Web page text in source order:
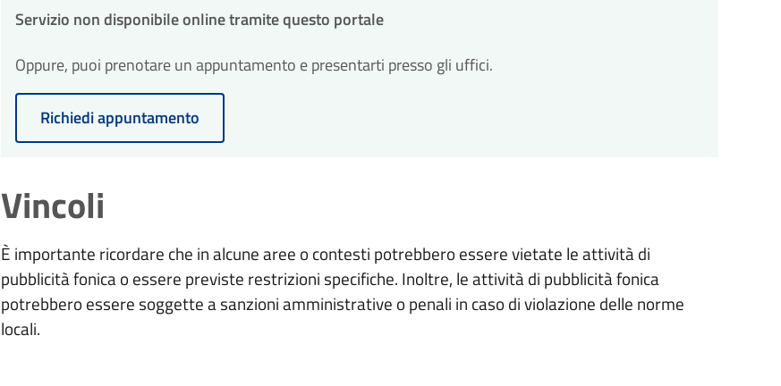
Servizio non disponibile online tramite questo portale
Oppure, puoi prenotare un appuntamento e presentarti presso gli uffici.
Richiedi appuntamento
Vincoli
È importante ricordare che in alcune aree o contesti potrebbero essere vietate le attività di
pubblicità fonica o essere previste restrizioni specifiche. Inoltre, le attività di pubblicità fonica
potrebbero essere soggette a sanzioni amministrative o penali in caso di violazione delle norme
locali.